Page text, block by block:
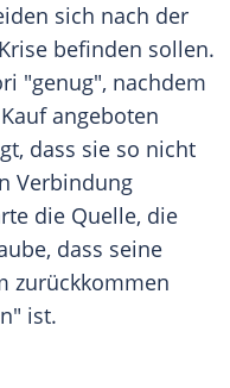
sich nach der
befinden sollen.
"genug", nachdem
angeboten
dass sie so nicht
Verbindung
die Quelle, die
dass seine
zurückkommen
ist.